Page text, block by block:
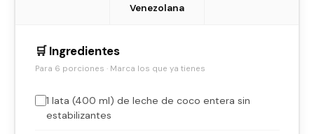
Venezolana
🛒 Ingredientes
Para 6 porciones · Marca los que ya tienes
1 lata (400 ml) de leche de coco entera sin
estabilizantes